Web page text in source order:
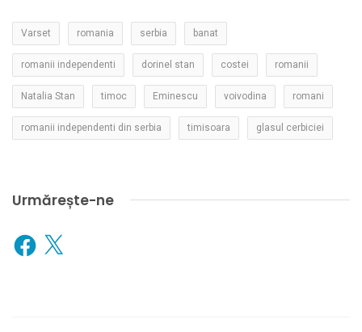
Varset romania serbia banat
romanii independenti dorinel stan costei romanii
Natalia Stan timoc Eminescu voivodina romani
romanii independenti din serbia timisoara glasul cerbiciei
Urmărește-ne
Facebook
X